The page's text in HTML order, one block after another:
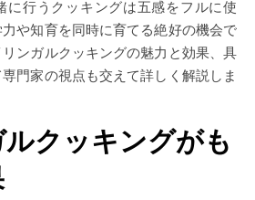
に行うクッキングは五感をフルに使
や知育を同時に育てる絶好の機会で
ンガルクッキングの魅力と効果、具
門家の視点も交えて詳しく解説しま
クッキングがも